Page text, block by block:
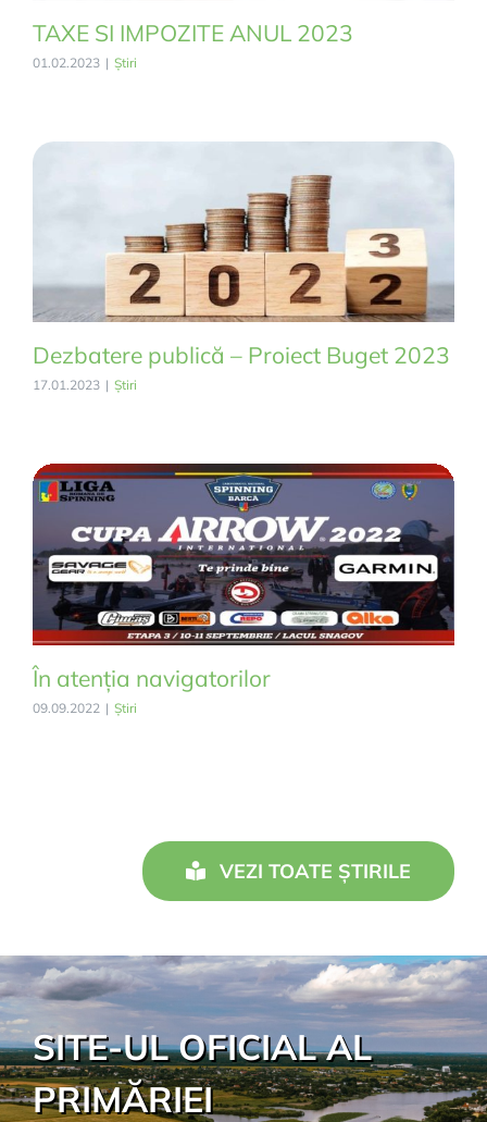
TAXE SI IMPOZITE ANUL 2023
01.02.2023 | Știri
Dezbatere publică – Proiect Buget 2023
17.01.2023 | Știri
În atenția navigatorilor
09.09.2022 | Știri
VEZI TOATE ȘTIRILE
SITE-UL OFICIAL AL
PRIMĂRIEI